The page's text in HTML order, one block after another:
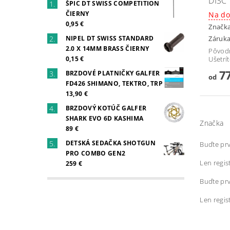
ŠPIC DT SWISS COMPETITION
ČIERNY
0,95 €
NIPEL DT SWISS STANDARD
2.0 X 14MM BRASS ČIERNY
0,15 €
BRZDOVÉ PLATNIČKY GALFER
FD426 SHIMANO, TEKTRO, TRP
13,90 €
BRZDOVÝ KOTÚČ GALFER
SHARK EVO 6D KASHIMA
89 €
DETSKÁ SEDAČKA SHOTGUN
PRO COMBO GEN2
259 €
Na
od
Značka
Buďte
Len
Buďte
Len